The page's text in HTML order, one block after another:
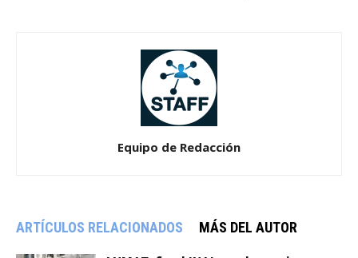
Equipo de Redacción
ARTÍCULOS RELACIONADOS MÁS DEL AUTOR